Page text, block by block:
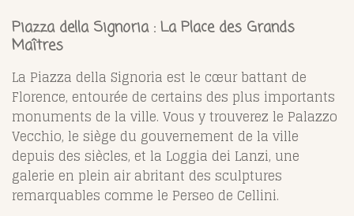
Piazza della Signoria : La Place des Grands
Maîtres
La Piazza della Signoria est le cœur battant de
Florence, entourée de certains des plus importants
monuments de la ville. Vous y trouverez le Palazzo
Vecchio, le siège du gouvernement de la ville
depuis des siècles, et la Loggia dei Lanzi, une
galerie en plein air abritant des sculptures
remarquables comme le Perseo de Cellini.